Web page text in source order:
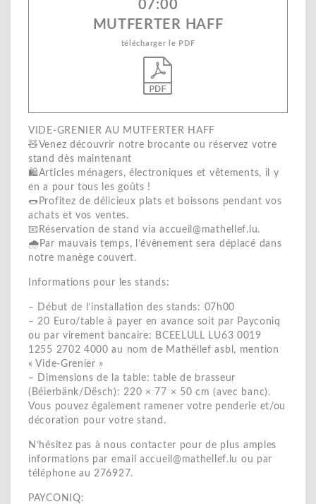
07:00
MUTFERTER HAFF
télécharger le PDF
VIDE-GRENIER AU MUTFERTER HAFF
🧸Venez découvrir notre brocante ou réservez votre
stand dès maintenant
🛍️Articles ménagers, électroniques et vêtements, il y
en a pour tous les goûts !
🌭Profitez de délicieux plats et boissons pendant vos
achats et vos ventes.
📧Réservation de stand via accueil@mathellef.lu.
🌧Par mauvais temps, l’évènement sera déplacé dans
notre manège couvert.
Informations pour les stands:
– Début de l’installation des stands: 07h00
– 20 Euro/table à payer en avance soit par Payconiq
ou par virement bancaire: BCEELULL LU63 0019
1255 2702 4000 au nom de Mathëllef asbl, mention
« Vide-Grenier »
– Dimensions de la table: table de brasseur
(Béierbänk/Dësch): 220 × 77 × 50 cm (avec banc).
Vous pouvez également ramener votre penderie et/ou
décoration pour votre stand.
N’hésitez pas à nous contacter pour de plus amples
informations par email accueil@mathellef.lu ou par
téléphone au 276927.
PAYCONIQ: